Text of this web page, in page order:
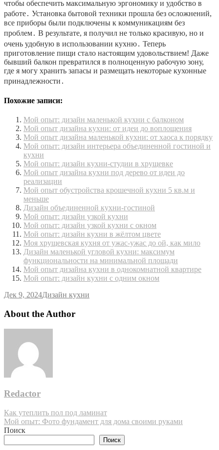
чтобы обеспечить максимальную эргономику и удобство в
работе․ Установка бытовой техники прошла без осложнений,
все приборы были подключены к коммуникациям без
проблем․ В результате, я получил не только красивую, но и
очень удобную в использовании кухню․ Теперь
приготовление пищи стало настоящим удовольствием! Даже
бывший балкон превратился в полноценную рабочую зону,
где я могу хранить запасы и размещать некоторые кухонные
принадлежности․
Похожие записи:
Мой опыт: дизайн маленькой кухни с балконом
Мой опыт дизайна кухни: от идеи до воплощения
Мой опыт дизайна маленькой кухни: от хаоса к порядку
Мой опыт: дизайн интерьера объединенной гостиной и
кухни
Мой опыт: дизайн кухни-студии в хрущевке
Мой опыт дизайна кухни под дерево от идеи до
реализации
Мой опыт обустройства крошечной кухни 5 кв.м и
меньше
Дизайн объединенной кухни-гостиной
Мой опыт: дизайн узкой кухни
Мой опыт: дизайн узкой кухни с окном
Мой опыт: дизайн кухни в жёлтом цвете
Моя хрущевская кухня от ужас-ужас до ой, как мило
Дизайн маленькой угловой кухни: максимум
функциональности на минимальной площади
Мой опыт дизайна кухни в однокомнатной квартире
Мой опыт: дизайн кухни с одним окном
Дек 9, 2024Дизайн кухни
About the Author
Redactor
Навигация
по
Как утеплить пол под ламинат
Мой опыт: Фото фундамент для дома своими руками
Поиск
Поиск